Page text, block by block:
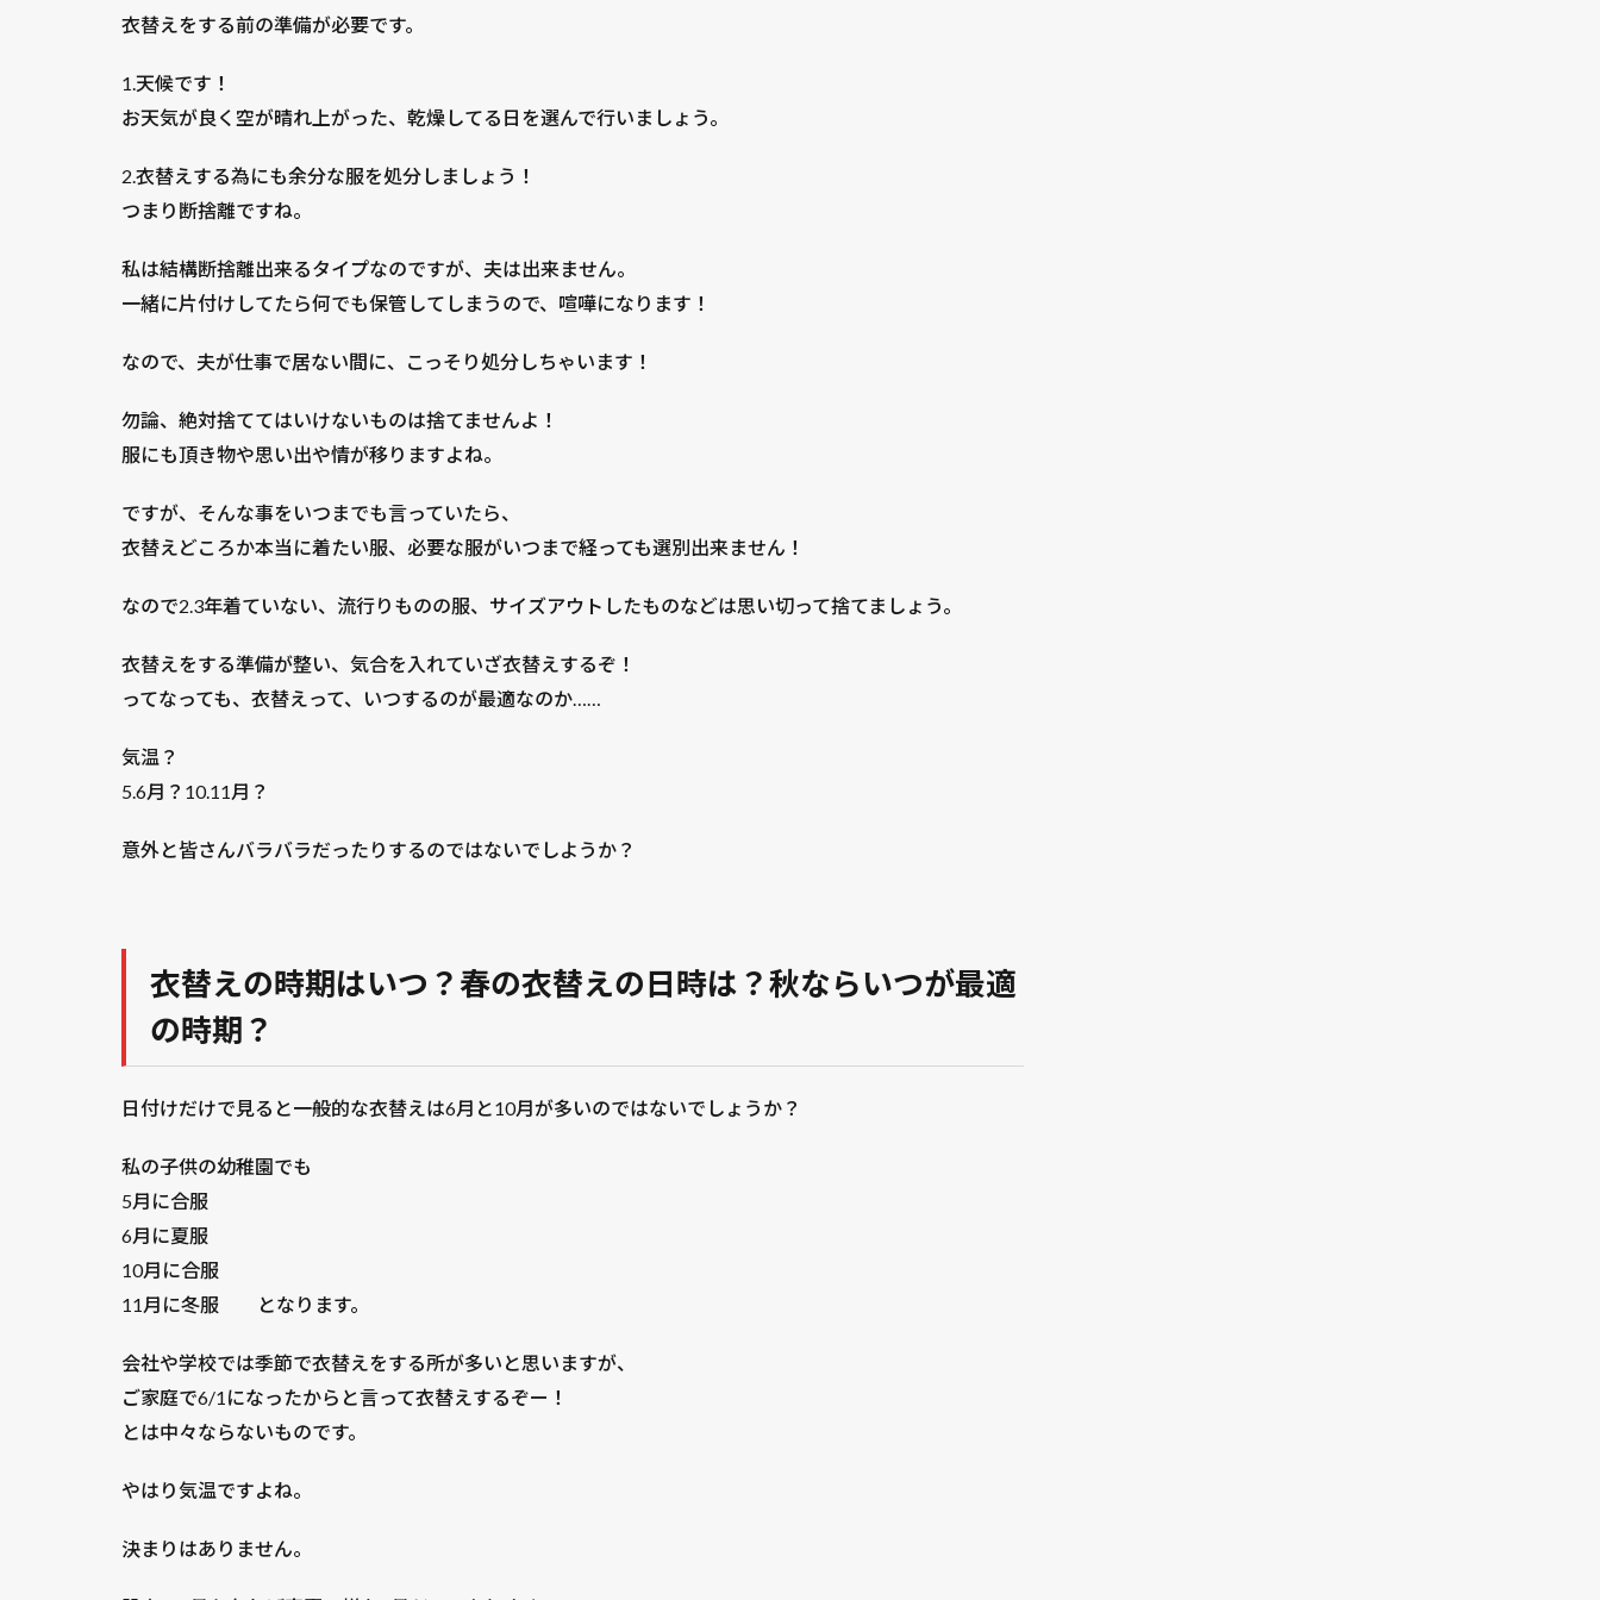
衣替えをする‪前の準備が必要です。
1.天候です！
お天気が良く空が晴れ上がった、乾燥してる日を選んで行いましょう。
2.衣替えする為にも余分な服を処分しましょう！
つまり断捨離ですね。
私は結構断捨離出来るタイプなのですが、夫は出来ません。
一緒に片付けしてたら何でも保管してしまうので、喧嘩になります！
なので、夫が仕事で居ない間に、こっそり処分しちゃいます！
勿論、絶対捨ててはいけないものは捨てませんよ！
服にも頂き物や思い出や情が移りますよね。
ですが、そんな事をいつまでも言っていたら、
衣替えどころか本当に着たい服、必要な服がいつまで経っても選別出来ません！
なので2.3年着ていない、流行りものの服、サイズアウトしたものなどは思い切って捨てましょう。
衣替えをする準備が整い、気合を入れていざ衣替えするぞ！
ってなっても、衣替えって、いつするのが最適なのか……
気温？
5.6月？10.11月？
意外と皆さんバラバラだったりするのではないでしようか？
衣替えの時期はいつ？春の衣替えの日時は？秋ならいつが最適
の時期 ？
日付けだけで見ると一般的な衣替えは6月と10月が多いのではないでしょうか？
私の子供の幼稚園でも
5月に合服
6月に夏服
10月に合服
11月に冬服 となります。
会社や学校では季節で衣替えをする所が多いと思いますが、
ご家庭で6/1になったからと言って衣替えするぞー！
とは中々ならないものです。
やはり気温ですよね。
決まりはありません。